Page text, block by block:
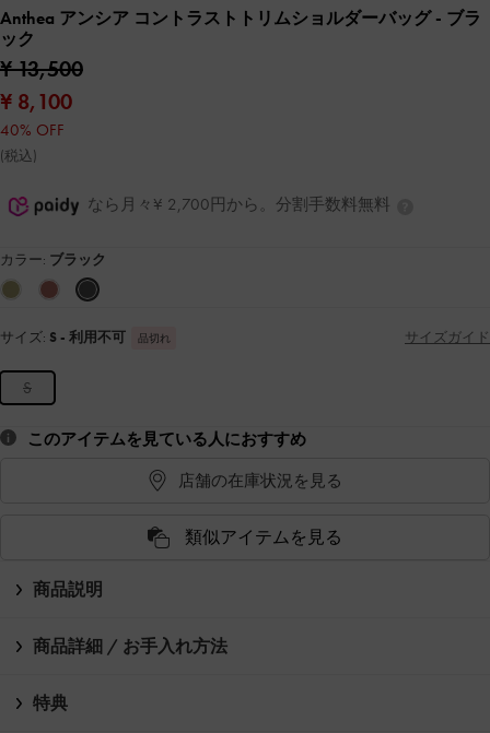
Anthea アンシア コントラストトリムショルダーバッグ- ブラ
ック
¥ 13,500
¥ 8,100
40% OFF
(税込)
なら月々¥ 2,700円から。分割手数料無料
カラー: ブラック
サイズ: S - 利用不可 品切れ サイズガイド
S
このアイテムを見ている人におすすめ
店舗の在庫状況を見る
類似アイテムを見る
商品説明
商品詳細 / お手入れ方法
特典